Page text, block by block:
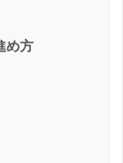
め方